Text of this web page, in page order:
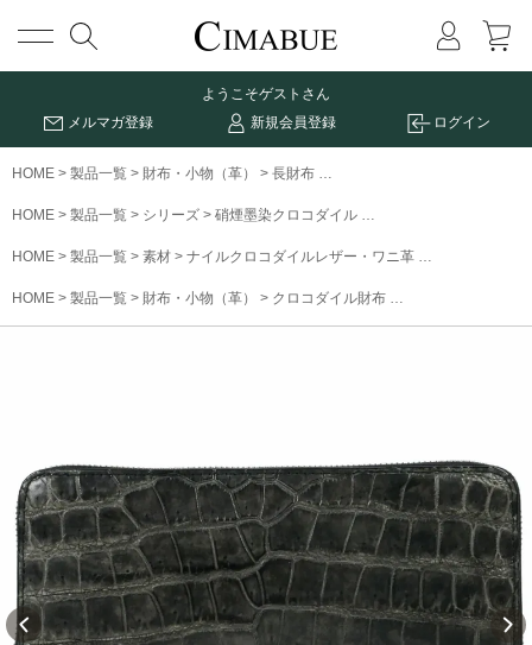
メニュー
ようこそゲストさん
メルマガ登録
新規会員登録 ログイン
HOME 製品一覧 財布・小物（革） 長財布 墨染めクロコダイルRFロング
HOME 製品一覧 シリーズ 硝煙墨染クロコダイル 墨染めクロコダイルRF
HOME 製品一覧 素材 ナイルクロコダイルレザー・ワニ革 墨染めクロコ
HOME 製品一覧 財布・小物（革） クロコダイル財布 墨染めクロコダイ